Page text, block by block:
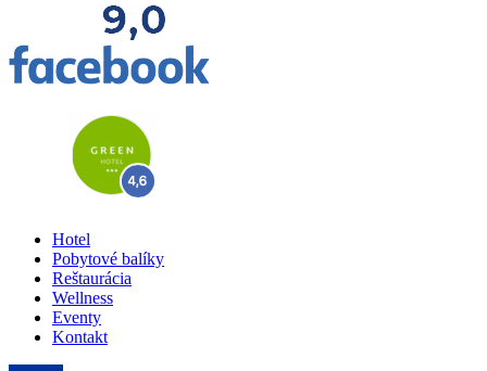
Hotel
Pobytové balíky
Reštaurácia
Wellness
Eventy
Kontakt